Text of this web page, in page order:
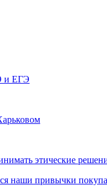
и ЕГЭ
этические
наши привычки